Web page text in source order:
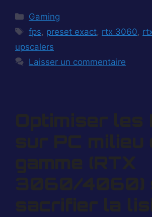
Catégories
Gaming
Étiquettes
fps, preset exact, rtx 3060,
upscalers
Laisser un commentaire
Optimiser les
sur PC milieu
gamme (RTX
3060/4060)
sacrifier la